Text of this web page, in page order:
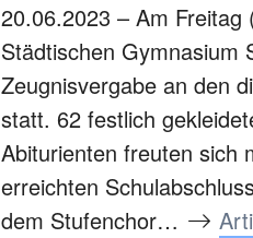
20.06.2023 – Am Freitag
Städtischen Gymnasium
Zeugnisvergabe an den
statt. 62 festlich
Abiturienten freuten sich
erreichten
dem Stufenchor…